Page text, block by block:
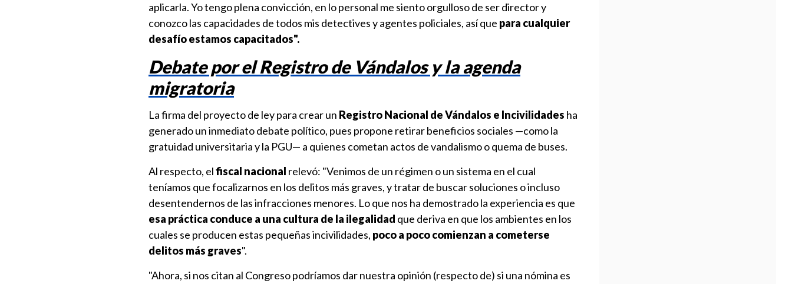
aplicarla. Yo tengo plena convicción, en lo personal me siento orgulloso de ser director y
conozco las capacidades de todos mis detectives y agentes policiales, así que para cualquier
desafío estamos capacitados".
Debate por el Registro de Vándalos y la agenda
migratoria
La firma del proyecto de ley para crear un Registro Nacional de Vándalos e Incivilidades ha
generado un inmediato debate político, pues propone retirar beneficios sociales —como la
gratuidad universitaria y la PGU— a quienes cometan actos de vandalismo o quema de buses.
Al respecto, elfiscal nacional relevó: "Venimos de un régimen o un sistema en el cual
teníamos que focalizarnos en los delitos más graves, y tratar de buscar soluciones o incluso
desentendernos de las infracciones menores. Lo que nos ha demostrado la experiencia es que
esa práctica conduce a una cultura de la ilegalidad que deriva en que los ambientes en los
cuales se producen estas pequeñas incivilidades, poco a poco comienzan a cometerse
delitos más graves".
"Ahora, si nos citan al Congreso podríamos dar nuestra opinión (respecto de) si una nómina es